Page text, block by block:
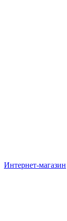
Интернет-магазин